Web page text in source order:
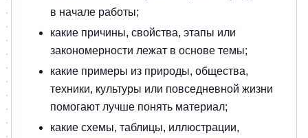
в начале работы;
какие причины, свойства, этапы или
закономерности лежат в основе темы;
какие примеры из природы, общества,
техники, культуры или повседневной жизни
помогают лучше понять материал;
какие схемы, таблицы, иллюстрации,